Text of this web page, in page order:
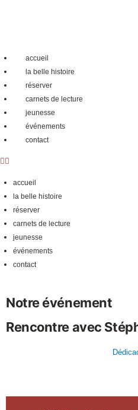
accueil
la belle histoire
réserver
carnets de lecture
jeunesse
événements
contact
accueil
la belle histoire
réserver
carnets de lecture
jeunesse
événements
contact
Notre événement
Rencontre avec